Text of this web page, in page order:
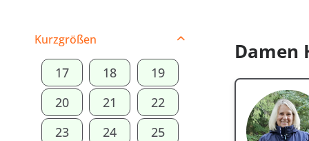
Kurzgrößen
17 18
19
20
21
22
23
24
25
Damen